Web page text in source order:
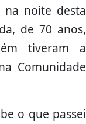
na noite desta
de 70 anos,
tiveram a
Comunidade
o que passei